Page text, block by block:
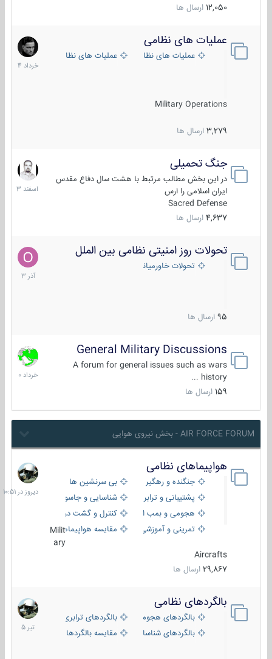
12,050 ارسال ها
عملیات های نظامی
عملیات های نظامی ایرانعملیات های نظامی خارجی
Military Operations
3,279 ارسال ها
5
خرداد
1404
جنگ تحمیلی
در این بخش مطالب مرتبط با هشت سال دفاع مقدس
ایران اسلامی را ارس
Sacred Defense
4,637 ارسال ها
20
اسفند
1403
تحولات روز امنیتی نظامی بین الملل
تحولات خاورمیانه
95 ارسال ها
21
آذر
1403
General Military Discussions
A forum for general issues such as wars
history ...
159 ارسال ها
10
خرداد
1400
AIR FORCE FORUM - بخش نیروی هوایی
هواپیماهای نظامی
جنگنده و رهگیر
بی سرنشین ها
پشتیبانی و ترابری
شناسایی و جاسوسی
هجومی و بمب افکن
کنترل و گشت دریایی
تمرینی و آموزشی
مقایسه هواپیماهاMilit
ary
Aircrafts
29,867 ارسال ها
دیروز
در
10:51
بالگردهای نظامی
بالگردهای هجومی
بالگردهای ترابری
بالگردهای شناسایی
مقایسه بالگردها
22
تیر
1405